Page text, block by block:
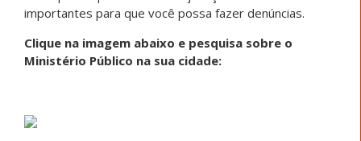
importantes para que você possa fazer denúncias.
Clique na imagem abaixo e pesquisa sobre o
Ministério Público na sua cidade: